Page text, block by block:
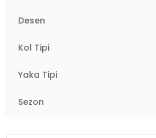
Yaka Tipi:
Kol Tipi:
Kalıp Bilgisi:
Yaş Grubu:
Desen
Kol Tipi
Yaka Tipi
Sezon